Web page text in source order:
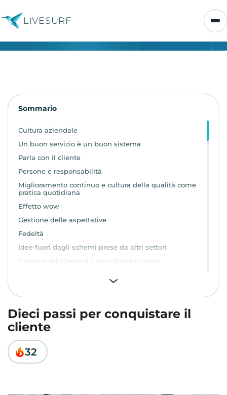
LIVESURF
Sommario
Cultura aziendale
Un buon servizio è un buon sistema
Parla con il cliente
Persone e responsabilità
Miglioramento continuo e cultura della qualità come
pratica quotidiana
Effetto wow
Gestione delle aspettative
Fedeltà
Idee fuori dagli schemi prese da altri settori
L’amore del cliente è tutto ciò che ti serve
Dieci passi per conquistare il
cliente
32